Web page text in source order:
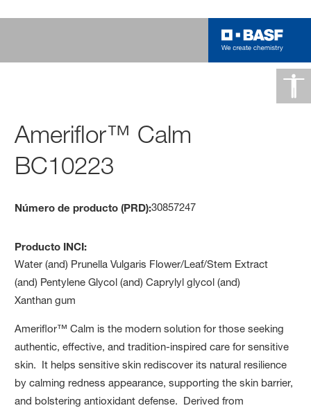
Ameriflor™ Calm
BC10223
Número de producto (PRD):30857247
Producto INCI:
Water (and) Prunella Vulgaris Flower/Leaf/Stem Extract
(and) Pentylene Glycol (and) Caprylyl glycol (and)
Xanthan gum
Ameriflor™ Calm is the modern solution for those seeking
authentic, effective, and tradition-inspired care for sensitive
skin. It helps sensitive skin rediscover its natural resilience
by calming redness appearance, supporting the skin barrier,
and bolstering antioxidant defense. Derived from